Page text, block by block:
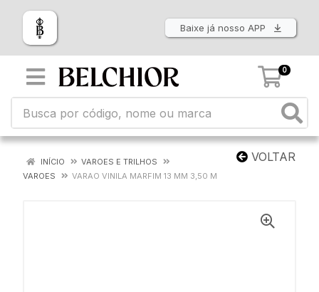
Baixe já nosso APP
0
VOLTAR
INÍCIO
VAROES E TRILHOS
VAROES
VARAO VINILA MARFIM 13 MM 3,50 M